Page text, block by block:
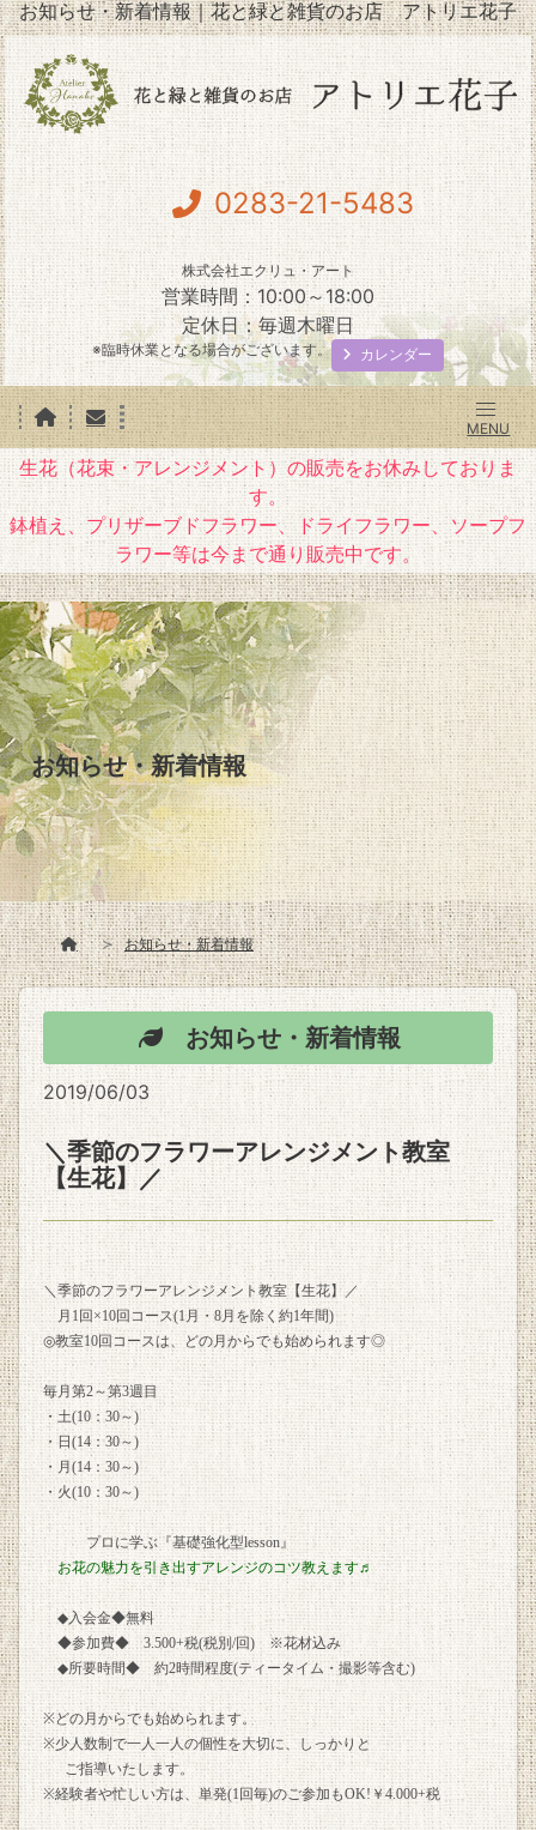
お知らせ・新着情報｜花と緑と雑貨のお店 アトリエ花子
0283-21-5483
株式会社エクリュ・アート
営業時間：10:00～18:00
定休日：毎週木曜日
※臨時休業となる場合がございます。 カレンダー
生花（花束・アレンジメント）の販売をお休みしておりま
す。
鉢植え、プリザーブドフラワー、ドライフラワー、ソープフ
ラワー等は今まで通り販売中です。
お知らせ・新着情報
お知らせ・新着情報
お知らせ・新着情報
2019/06/03
＼季節のフラワーアレンジメント教室
【生花】／
＼季節のフラワーアレンジメント教室【生花】／
月1回×10回コース(1月・8月を除く約1年間)
◎教室10回コースは、どの月からでも始められます◎
毎月第2～第3週目
・土(10：30～)
・日(14：30～)
・月(14：30～)
・火(10：30～)
プロに学ぶ『基礎強化型lesson』
お花の魅力を引き出すアレンジのコツ教えます♬
◆入会金◆無料
◆参加費◆ 3.500+税(税別/回) ※花材込み
◆所要時間◆ 約2時間程度(ティータイム・撮影等含む)
※どの月からでも始められます。
※少人数制で一人一人の個性を大切に、しっかりと
ご指導いたします。
※経験者や忙しい方は、単発(1回毎)のご参加もOK!￥4.000+税